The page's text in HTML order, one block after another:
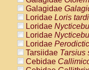
Galagidae
Loridae Loris
Loridae
Loridae
Loridae
Tarsiidae Tarsius
Cebidae